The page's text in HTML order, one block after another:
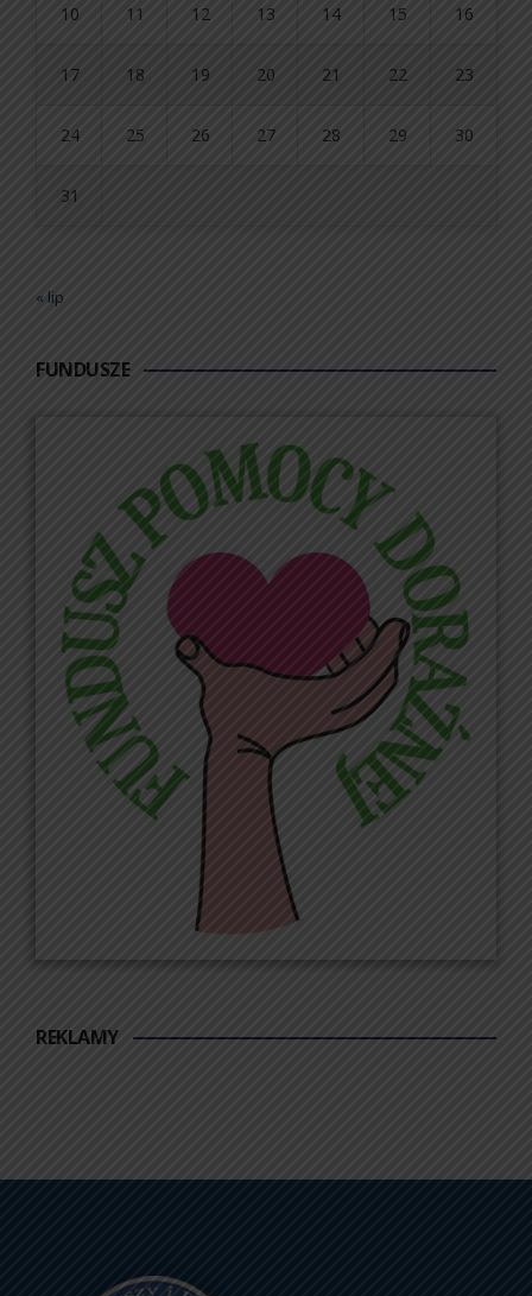
10 11 12 13 14 15 16
17 18 19 20 21 22 23
24 25 26 27 28 29 30
31
« lip
FUNDUSZE
REKLAMY